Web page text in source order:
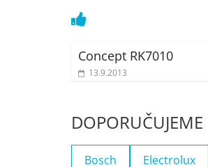
televize,
notebooky,
telefony,
kávovary,
Concept RK7010
13.9.2013
DOPORUČUJEME
Bosch Electrolux